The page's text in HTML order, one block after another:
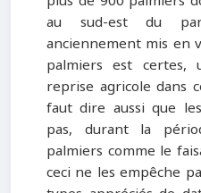
au sud-est du
anciennement mis en
palmiers est
reprise agricole dans
faut dire aussi que
pas, durant la
palmiers comme le
ceci ne les empêche